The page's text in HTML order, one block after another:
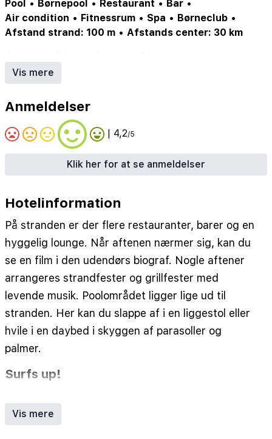
Pool • Børnepool • Restaurant • Bar •
Air condition • Fitnessrum • Spa • Børneclub •
Afstand strand: 100 m • Afstands center: 30 km
Reception åben hele døgnet
Officiel kategori: *****
Elektricitet: 220
WiFi•Trafik: Lokal trafik
Vis mere
Anmeldelser
| 4,2/5
Klik her for at se anmeldelser
Hotelinformation
På stranden er der flere restauranter, barer og en
hyggelig lounge. Når aftenen nærmer sig, kan du
se en film i den udendørs biograf. Nogle aftener
arrangeres strandfester og grillfester med
levende musik. Poolområdet ligger lige ud til
stranden. Her kan du slappe af i en liggestol eller
hvile i en daybed i skyggen af parasoller og
palmer.
Surfs up!
erfarne instruktører og udstyr i topkvalitet.
Vis mere